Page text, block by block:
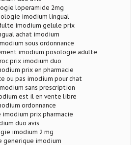
loperamide 2mg
imodium lingual
imodium gelule prix
achat imodium
sous ordonnance
imodium posologie adulte
prix imodium duo
prix en pharmacie
ou pas imodium pour chat
sans prescription
est il en vente libre
ordonnance
prix pharmacie
duo avis
imodium 2 mg
generique imodium